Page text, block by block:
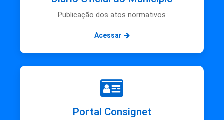
Publicação dos atos normativos
Acessar
Portal Consignet